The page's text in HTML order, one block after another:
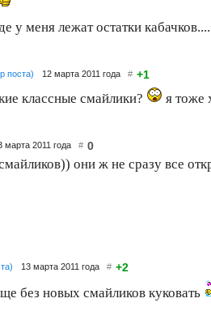
у меня лежат остатки кабачков....
поста) 12 марта 2011 года # +1
классные смайлики? я тоже
марта 2011 года # 0
они ж не сразу все
13 марта 2011 года # +2
без новых смайликов куковать